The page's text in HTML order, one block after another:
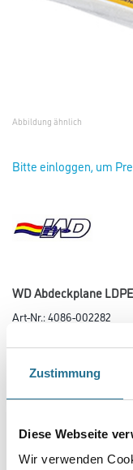
Zustimmung
Diese Webseite
Wir verwenden
Abbildung ähnlich
Bitte einloggen, um
WD Abdeckplane
Art-Nr.:4086-002282
Farbtonbezeichnung